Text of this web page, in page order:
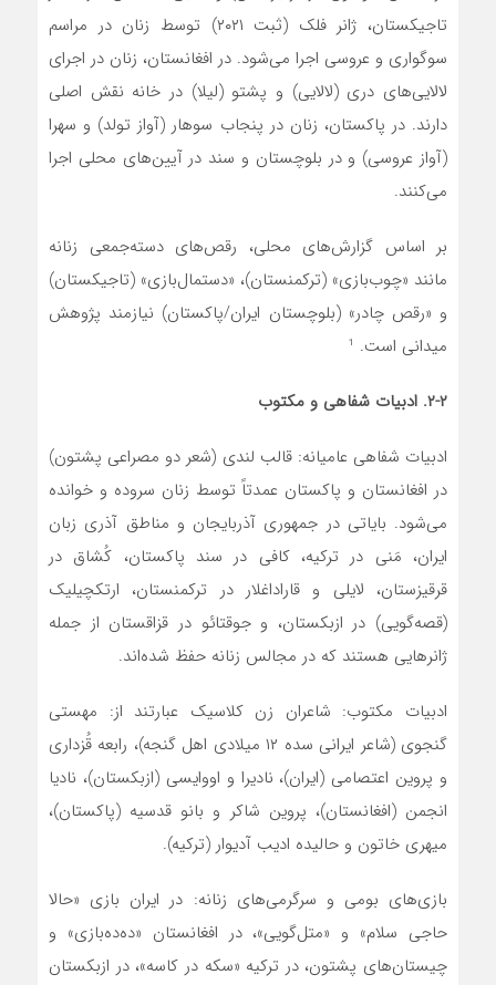
تاجیکستان، ژانر فلک (ثبت ۲۰۲۱) توسط زنان در مراسم
سوگواری و عروسی اجرا می‌شود. در افغانستان، زنان در اجرای
لالایی‌های دری (لالایی) و پشتو (لیلا) در خانه نقش اصلی
دارند. در پاکستان، زنان در پنجاب سوهار (آواز تولد) و سهرا
(آواز عروسی) و در بلوچستان و سند در آیین‌های محلی اجرا
می‌کنند.
بر اساس گزارش‌های محلی، رقص‌های دسته‌جمعی زنانه
مانند «چوب‌بازی» (ترکمنستان)، «دستمال‌بازی» (تاجیکستان)
و «رقص چادر» (بلوچستان ایران/پاکستان) نیازمند پژوهش
میدانی است. ¹
۲-۲. ادبیات شفاهی و مکتوب
ادبیات شفاهی عامیانه: قالب لندی (شعر دو مصراعی پشتون)
در افغانستان و پاکستان عمدتاً توسط زنان سروده و خوانده
می‌شود. بایاتی در جمهوری آذربایجان و مناطق آذری زبان
ایران، مَنی در ترکیه، کافی در سند پاکستان، کُشاق در
قرقیزستان، لایلی و قاراداغلار در ترکمنستان، ارتکچیلیک
(قصه‌گویی) در ازبکستان، و جوقتائو در قزاقستان از جمله
ژانرهایی هستند که در مجالس زنانه حفظ شده‌اند.
ادبیات مکتوب: شاعران زن کلاسیک عبارتند از: مهستی
گنجوی (شاعر ایرانی سده ۱۲ میلادی اهل گنجه)، رابعه قُزداری
و پروین اعتصامی (ایران)، نادیرا و اووایسی (ازبکستان)، نادیا
انجمن (افغانستان)، پروین شاکر و بانو قدسیه (پاکستان)،
میهری خاتون و حالیده ادیب آدیوار (ترکیه).
بازی‌های بومی و سرگرمی‌های زنانه: در ایران بازی «حالا
حاجی سلام» و «متل‌گویی»، در افغانستان «ده‌ده‌بازی» و
چیستان‌های پشتون، در ترکیه «سکه در کاسه»، در ازبکستان